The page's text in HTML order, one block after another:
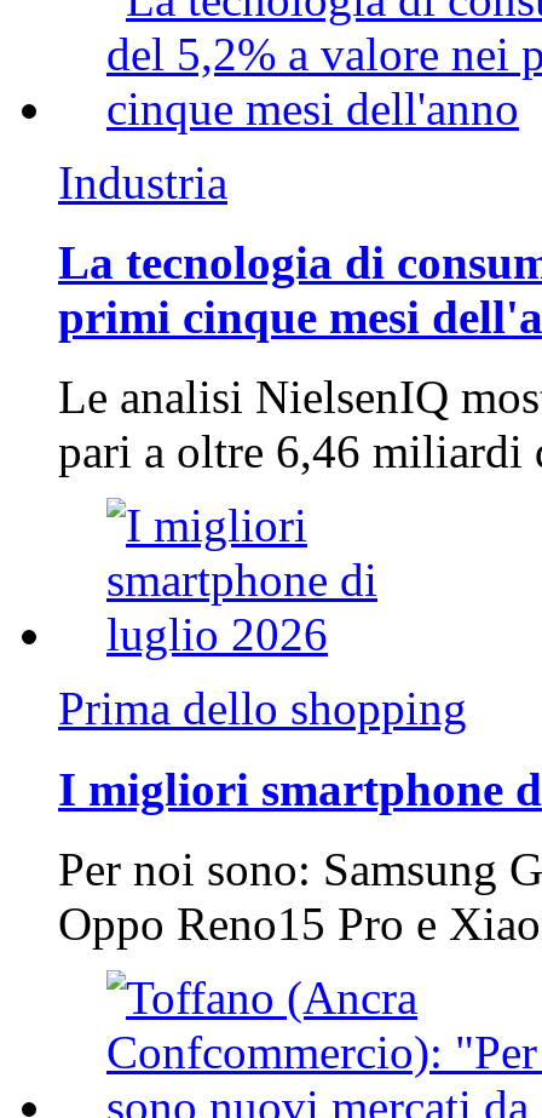
Industria
La tecnologia di
primi cinque mesi
Le analisi NielsenIQ
pari a oltre 6,46
Prima dello shopping
I migliori smartphone
Per noi sono: Samsung
Oppo Reno15 Pro e